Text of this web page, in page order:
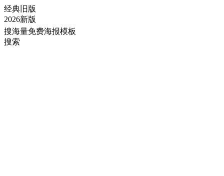
经典旧版
2026新版
搜海量免费海报模板
搜索